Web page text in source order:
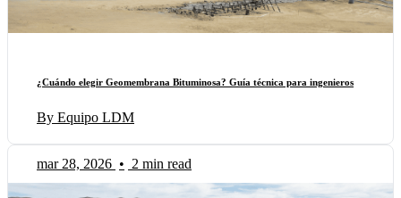
¿Cuándo elegir Geomembrana Bituminosa? Guía técnica para ingenieros
By Equipo LDM
mar 28, 2026 • 2 min read